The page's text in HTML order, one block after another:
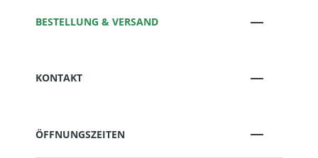
BESTELLUNG & VERSAND
KONTAKT
ÖFFNUNGSZEITEN